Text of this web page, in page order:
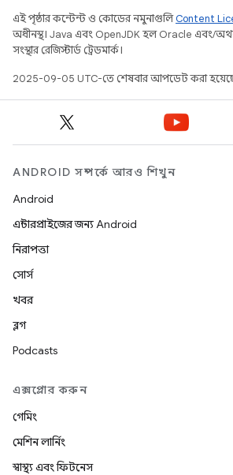
এই পৃষ্ঠার কন্টেন্ট ও কোডের নমুনাগুলিContent
অধীনস্থ। Java এবং OpenJDK হল Oracle এবং/
সংস্থার রেজিস্টার্ড ট্রেডমার্ক।
2025-09-05 UTC-তে শেষবার আপডেট করা
ANDROID সম্পর্কে আরও শিখুন
Android
এন্টারপ্রাইজের জন্য Android
নিরাপত্তা
সোর্স
খবর
ব্লগ
Podcasts
এক্সপ্লোর করুন
গেমিং
মেশিন লার্নিং
স্বাস্থ্য এবং ফিটনেস